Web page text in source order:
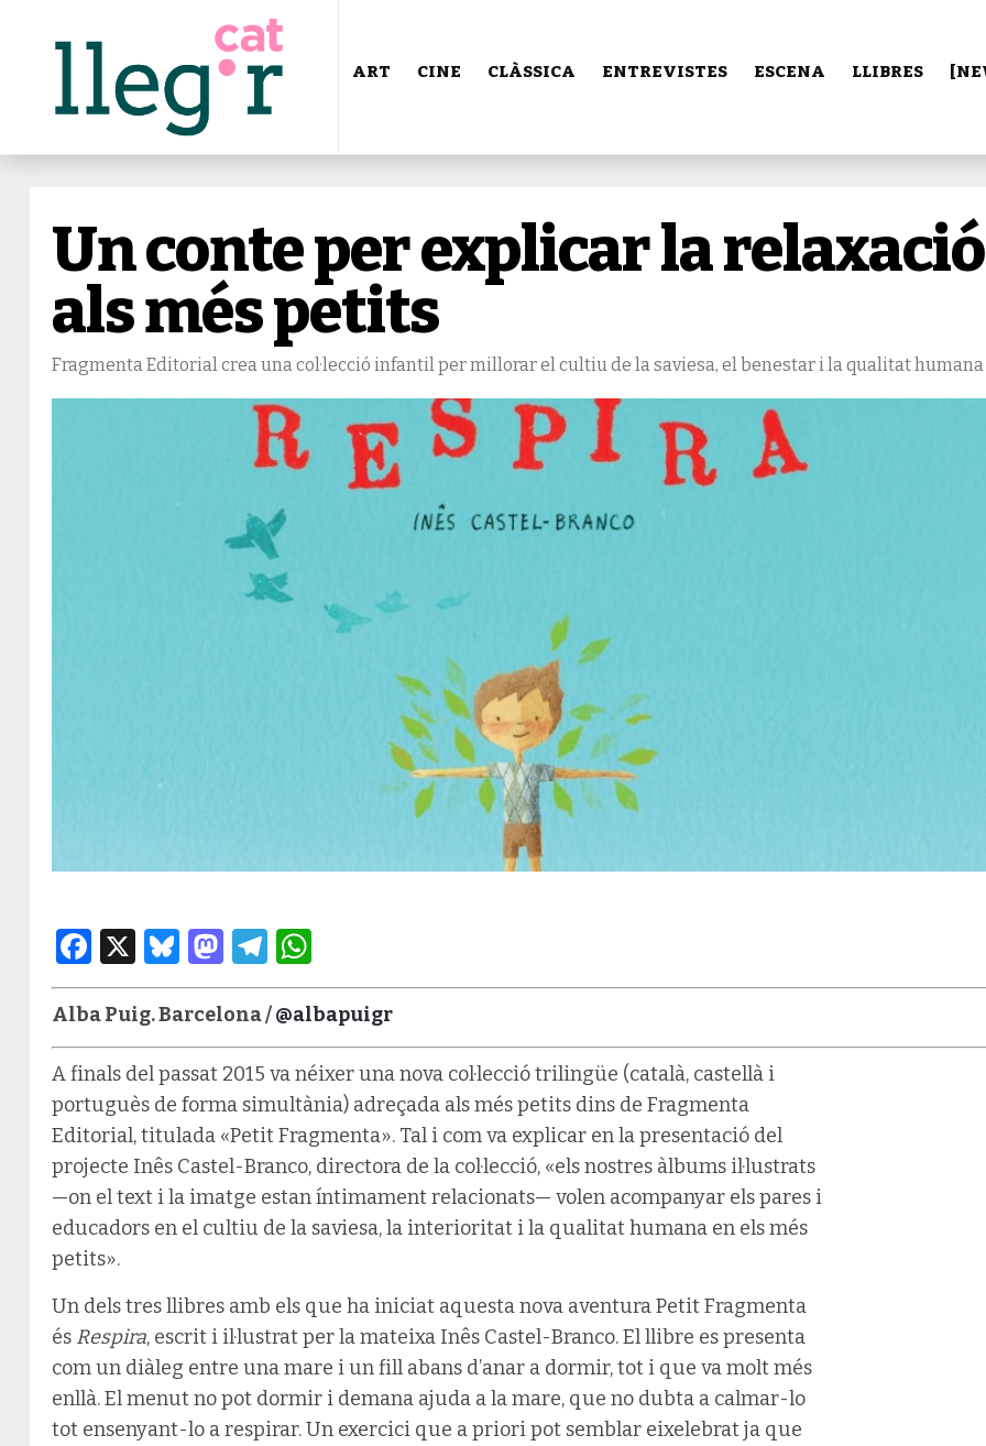
ART CINE CLÀSSICA ENTREVISTES ESCENA LLIBRES
Un conte per explicar la relaxació
als més petits
Fragmenta Editorial crea una col·lecció infantil per millorar el cultiu de la saviesa, el benestar i la qualitat humana
Facebook
X Bluesky
Mastodon
Telegram
Alba Puig. Barcelona /@albapuigr
A finals del passat 2015 va néixer una nova col·lecció trilingüe (català, castellà i
portuguès de forma simultània) adreçada als més petits dins de Fragmenta
Editorial, titulada «Petit Fragmenta». Tal i com va explicar en la presentació del
projecte Inês Castel-Branco, directora de la col·lecció, «els nostres àlbums il·lustrats
—on el text i la imatge estan íntimament relacionats— volen acompanyar els pares i
educadors en el cultiu de la saviesa, la interioritat i la qualitat humana en els més
petits».
Un dels tres llibres amb els que ha iniciat aquesta nova aventura Petit Fragmenta
és Respira, escrit i il·lustrat per la mateixa Inês Castel-Branco. El llibre es presenta
com un diàleg entre una mare i un fill abans d’anar a dormir, tot i que va molt més
enllà. El menut no pot dormir i demana ajuda a la mare, que no dubta a calmar-lo
tot ensenyant-lo a respirar. Un exercici que a priori pot semblar eixelebrat ja que